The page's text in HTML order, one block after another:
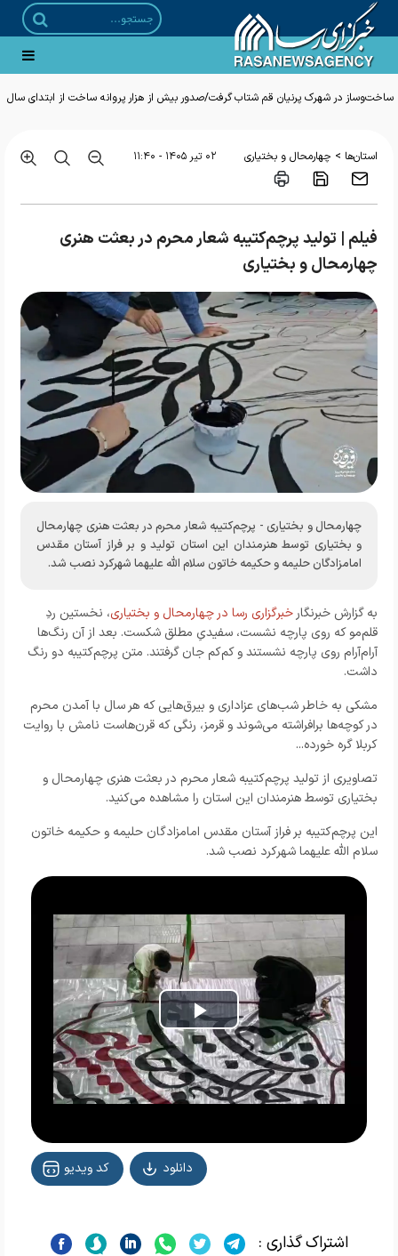
ساخت‌وساز در شهرک پرنیان قم شتاب گرفت/صدور بیش از هزار پروانه ساخت از ابتدای سال
استان‌ها > چهارمحال و بختیاری ۰۲ تير ۱۴۰۵ - ۱۱:۴۰
فیلم | تولید پرچم‌کتیبه شعار محرم در بعثت هنری
چهارمحال و بختیاری
چهارمحال و بختیاری - پرچم‌کتیبه شعار محرم در بعثت هنری چهارمحال
و بختیاری توسط هنرمندان این استان تولید و بر فراز آستان مقدس
امامزادگان حلیمه و حکیمه خاتون سلام الله علیهما شهرکرد نصب شد.
به گزارش خبرنگار خبرگزاری رسا در چهارمحال و بختیاری، نخستین ردِ
قلم‌مو که روی پارچه نشست، سفیدیِ مطلق شکست. بعد از آن رنگ‌ها
آرام‌آرام روی پارچه نشستند و کم‌کم جان گرفتند. متن پرچم‌کتیبه دو رنگ
داشت.
مشکی به خاطر شب‌های عزاداری و بیرق‌هایی که هر سال با آمدن محرم
در کوچه‌ها برافراشته می‌شوند و قرمز، رنگی که قرن‌هاست نامش با روایت
کربلا گره خورده...
تصاویری از تولید پرچم‌کتیبه شعار محرم در بعثت هنری چهارمحال و
بختیاری توسط هنرمندان این استان را مشاهده می‌کنید.
این پرچم‌کتیبه بر فراز آستان مقدس امامزادگان حلیمه و حکیمه خاتون
سلام الله علیهما شهرکرد نصب شد.
Play
Video
کد ویدیو دانلود
اشتراک گذاری :